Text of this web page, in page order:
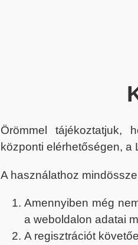
Örömmel tájékoztatjuk,
központi elérhetőségen, a
A használathoz
Amennyiben még
a weboldalon adatai
A regisztrációt